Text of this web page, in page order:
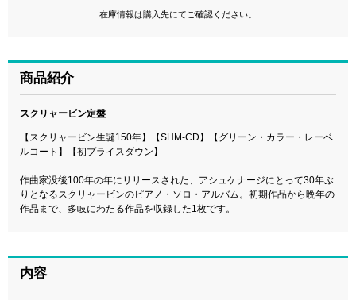
在庫情報は購入先にてご確認ください。
商品紹介
スクリャービン定盤
【スクリャービン生誕150年】【SHM-CD】【グリーン・カラー・レーベ
ルコート】【初プライスダウン】
作曲家没後100年の年にリリースされた、アシュケナージにとって30年ぶ
りとなるスクリャービンのピアノ・ソロ・アルバム。初期作品から晩年の
作品まで、多岐にわたる作品を収録した1枚です。
内容